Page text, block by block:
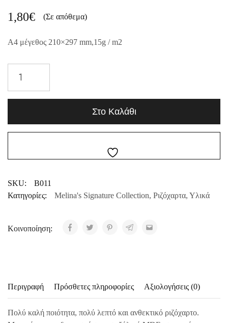
1,80€ (Σε απόθεμα)
A4 μέγεθος 210×297 mm,15g / m2
Στο Καλάθι
SKU:
B011
Κατηγορίες:
Melina's Signature Collection, Ριζόχαρτα, Υλικά
Κοινοποίηση:
Περιγραφή Πρόσθετες πληροφορίες Αξιολογήσεις (0)
Πολύ καλή ποιότητα, πολύ λεπτό και ανθεκτικό ριζόχαρτο.